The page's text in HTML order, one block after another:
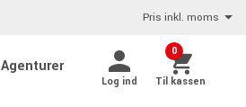
Pris inkl. moms
Agenturer
Log ind
0
Til kassen